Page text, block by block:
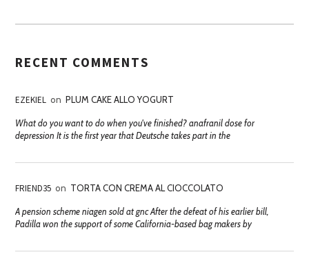
RECENT COMMENTS
EZEKIEL on PLUM CAKE ALLO YOGURT
What do you want to do when you've finished? anafranil dose for
depression It is the first year that Deutsche takes part in the
FRIEND35 on TORTA CON CREMA AL CIOCCOLATO
A pension scheme niagen sold at gnc After the defeat of his earlier bill,
Padilla won the support of some California-based bag makers by